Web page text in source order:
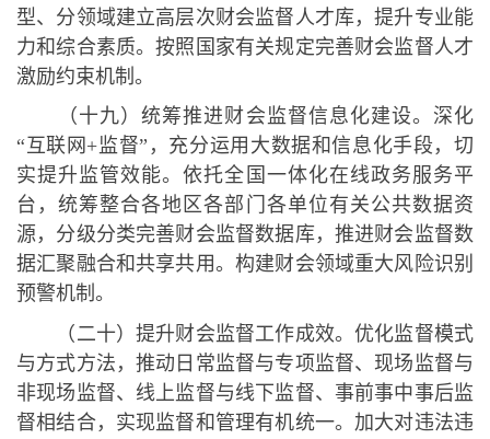
型、分领域建立高层次财会监督人才库，提升专业能
力和综合素质。按照国家有关规定完善财会监督人才
激励约束机制。
（十九）统筹推进财会监督信息化建设。深化
“互联网 +监督”，充分运用大数据和信息化手段，切
实提升监管效能。依托全国一体化在线政务服务平
台，统筹整合各地区各部门各单位有关公共数据资
源，分级分类完善财会监督数据库，推进财会监督数
据汇聚融合和共享共用。构建财会领域重大风险识别
预警机制。
（二十）提升财会监督工作成效。优化监督模式
与方式方法，推动日常监督与专项监督、现场监督与
非现场监督、线上监督与线下监督、事前事中事后监
督相结合，实现监督和管理有机统一。加大对违法违